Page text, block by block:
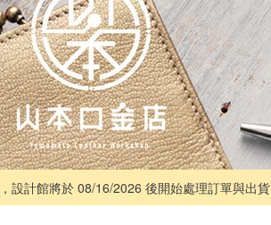
，設計館將於 08/16/2026 後開始處理訂單與出貨